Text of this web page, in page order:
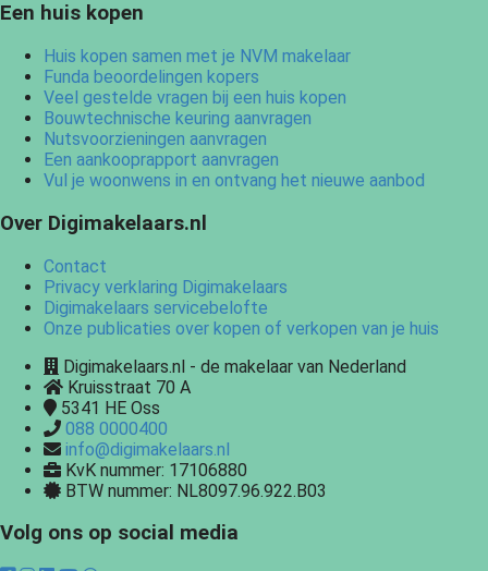
Een huis kopen
Huis kopen samen met je NVM makelaar
Funda beoordelingen kopers
Veel gestelde vragen bij een huis kopen
Bouwtechnische keuring aanvragen
Nutsvoorzieningen aanvragen
Een aankooprapport aanvragen
Vul je woonwens in en ontvang het nieuwe aanbod
Over Digimakelaars.nl
Contact
Privacy verklaring Digimakelaars
Digimakelaars servicebelofte
Onze publicaties over kopen of verkopen van je huis
Digimakelaars.nl - de makelaar van Nederland
Kruisstraat 70 A
5341 HE Oss
088 0000400
info@digimakelaars.nl
KvK nummer: 17106880
BTW nummer: NL8097.96.922.B03
Volg ons op social media